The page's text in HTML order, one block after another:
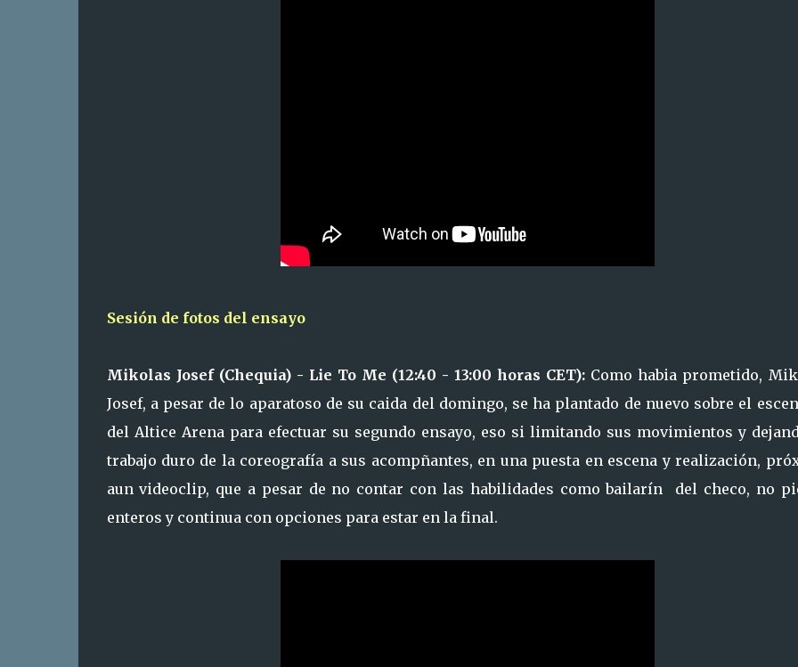
Sesión de fotos del ensayo
Mikolas Josef (Chequia) - Lie To Me (12:40 - 13:00 horas CET): Como habia prometido,
Josef, a pesar de lo aparatoso de su caida del domingo, se ha plantado de nuevo sobre el
del Altice Arena para efectuar su segundo ensayo, eso si limitando sus movimientos y
trabajo duro de la coreografía a sus acompñantes, en una puesta en escena y realización,
aun videoclip, que a pesar de no contar con las habilidades como bailarín del checo, no
enteros y continua con opciones para estar en la final.